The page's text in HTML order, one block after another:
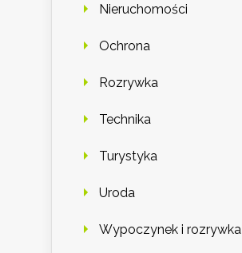
Nieruchomości
Ochrona
Rozrywka
Technika
Turystyka
Uroda
Wypoczynek i rozrywka